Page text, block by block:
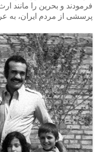
فرمودند و بحرین را مانند
پرسشی از مردم ایران، به